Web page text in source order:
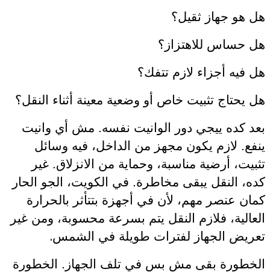
هل هو جهاز ثقيل؟
هل حساس للاهتزاز؟
هل فيه أجزاء لازم تتفك؟
هل يحتاج تثبيت خاص أو وضعية معينة أثناء النقل؟
بعد كده ييجي دور الوانيت نفسه. مش أي وانيت
ينفع. لازم يكون مجهز من الداخل، فيه وسائل
تثبيت، أرضية مناسبة، وحماية من الانزلاق. غير
كده، النقل يبقى مخاطرة. في الكويت، الجو الحار
كمان عنصر مهم، لأن في أجهزة بتتأثر بالحرارة
العالية، فلازم النقل يتم بسرعة محسوبة، ومن غير
تعريض الجهاز لفترات طويلة في الشمس.
الخطورة بقى مش بس في تلف الجهاز. الخطورة